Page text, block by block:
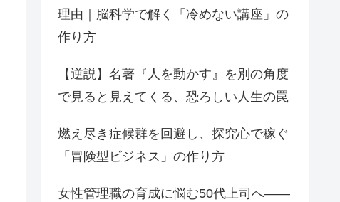
理由｜脳科学で解く「冷めない講座」の
作り方
【逆説】名著『人を動かす』を別の角度
で見ると見えてくる、恐ろしい人生の罠
燃え尽き症候群を回避し、探究心で稼ぐ
「冒険型ビジネス」の作り方
女性管理職の育成に悩む50代上司へ——